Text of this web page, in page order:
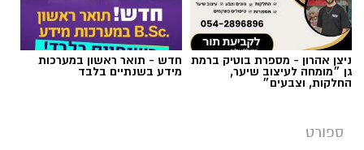
צילום באדיבות מכבי קבוצת כנען רמת-גן
משמוליק ברנר שאימן את הקבוצה בשש השנים
ניצן אהרון - מספרת בוטיק ברמת
גן ״מומחה לעיצוב שיער,
החלקות, וצבעים״
חדש - תואר ראשון במערכות
מידע בשנתיים בלבד
ספורט